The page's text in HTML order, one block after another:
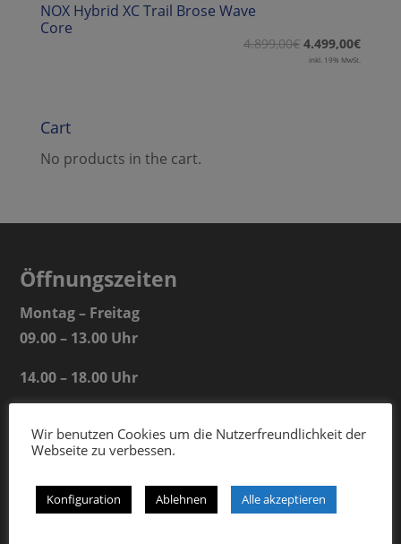
NOX Hybrid XC Trail Brose Wave
Core
4.899,00€ 4.499,00€
inkl. 19% MwSt.
Cart
No products in the cart.
Öffnungszeiten
Montag – Freitag
09.00 – 13.00 Uhr
14.00 – 18.00 Uhr
09.00 – 13.00 Uhr
Wir benutzen Cookies um die Nutzerfreundlichkeit der
Webseite zu verbessen.
Konfiguration Ablehnen Alle akzeptieren